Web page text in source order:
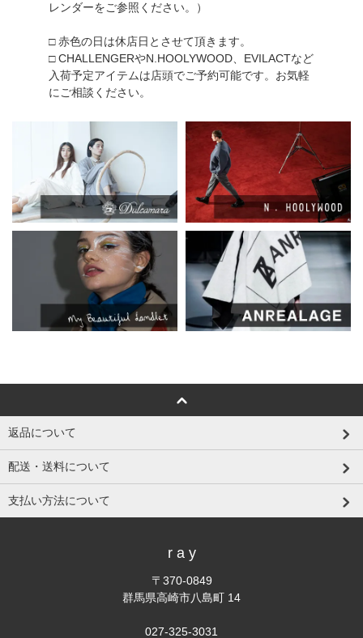
レンダーをご参照ください。）
□ 赤色の日は休店日とさせて頂きます。
□ CHALLENGERやN.HOOLYWOOD、EVILACTなど
入荷予定アイテムは店頭でご予約可能です。お気軽
にご相談ください。
返品について
配送・送料について
支払い方法について
r a y
〒370-0849
群馬県高崎市八島町 14
027-325-3031